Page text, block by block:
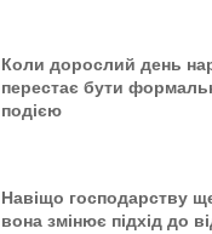
Коли дорослий день
перестає бути
подією
Навіщо господарству
вона змінює підхід до